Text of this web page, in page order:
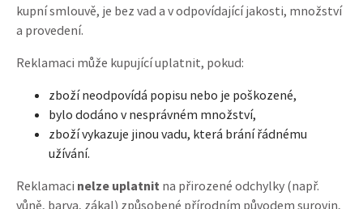
kupní smlouvě, je bez vad a v odpovídající jakosti, množství
a provedení.
Reklamaci může kupující uplatnit, pokud:
zboží neodpovídá popisu nebo je poškozené,
bylo dodáno v nesprávném množství,
zboží vykazuje jinou vadu, která brání řádnému
užívání.
Reklamaci nelze uplatnit na přirozené odchylky (např.
vůně, barva, zákal) způsobené přírodním původem surovin,